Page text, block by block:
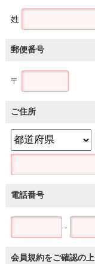
姓
郵便番号
〒
ご住所
電話番号
-
会員規約をご確認の